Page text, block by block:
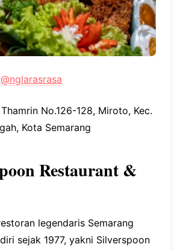
@nglarasrasa
No.126-128, Miroto, Kec.
Kota Semarang
Restaurant &
legendaris Semarang
sejak 1977, yakni Silverspoon